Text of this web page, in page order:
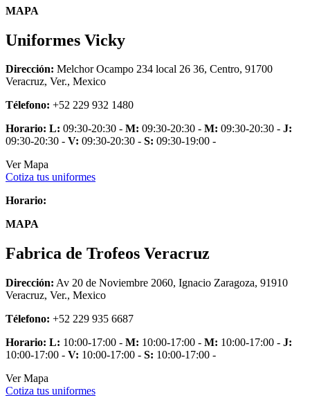
MAPA
Uniformes Vicky
Dirección: Melchor Ocampo 234 local 26 36, Centro, 91700
Veracruz, Ver., Mexico
Télefono: +52 229 932 1480
Horario: L: 09:30-20:30 - M: 09:30-20:30 - M: 09:30-20:30 - J:
09:30-20:30 - V: 09:30-20:30 - S: 09:30-19:00 -
Ver Mapa
Cotiza tus uniformes
Horario:
MAPA
Fabrica de Trofeos Veracruz
Dirección: Av 20 de Noviembre 2060, Ignacio Zaragoza, 91910
Veracruz, Ver., Mexico
Télefono: +52 229 935 6687
Horario: L: 10:00-17:00 - M: 10:00-17:00 - M: 10:00-17:00 - J:
10:00-17:00 - V: 10:00-17:00 - S: 10:00-17:00 -
Ver Mapa
Cotiza tus uniformes